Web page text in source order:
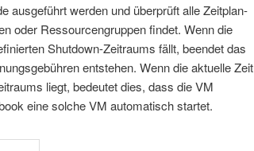
ausgeführt werden und überprüft alle Zeitplan-
oder Ressourcengruppen findet. Wenn die
Shutdown-Zeitraums fällt, beendet das
entstehen. Wenn die aktuelle Zeit
liegt, bedeutet dies, dass die VM
eine solche VM automatisch startet.